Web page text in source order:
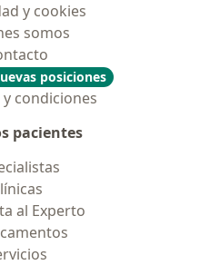
y cookies
somos
posiciones
condiciones
pacientes
al Experto